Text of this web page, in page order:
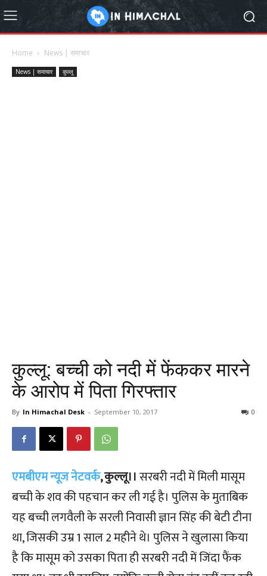
Home News | समाचार
News | समाचार कुल्लू
कुल्लू: बच्ची को नदी में फेंककर मारने
के आरोप में पिता गिरफ्तार
By In Himachal Desk - September 10, 2017 0
एमबीएम न्यूज नेटवर्क, कुल्लू।।सरबरी नदी में मिली मासूम
बच्ची के शव की पहचान कर ली गई है। पुलिस के मुताबिक
यह बच्ची लगवैली के सरली निवासी ज्ञान सिंह की बेटी टीना
था, जिसकी उम्र 1 साल 2 महीने थे। पुलिस ने खुलासा किया
है कि मासूम को उसका पिता ही सरबरी नदी में जिंदा फैंक